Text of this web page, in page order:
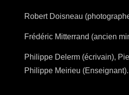
Robert Doisneau
Frédéric Mitterrand (ancien
Philippe Delerm (écrivain),
Philippe Meirieu (Enseignant).